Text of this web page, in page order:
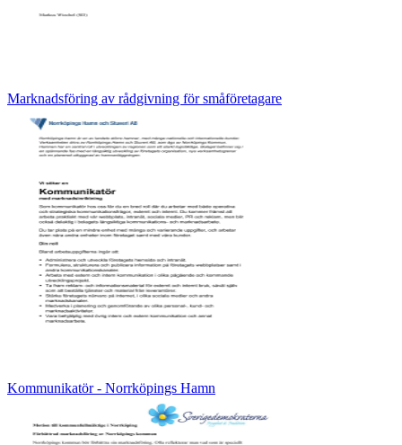
Marknadsföring av rådgivning för småföretagare
Kommunikatör - Norrköpings Hamn